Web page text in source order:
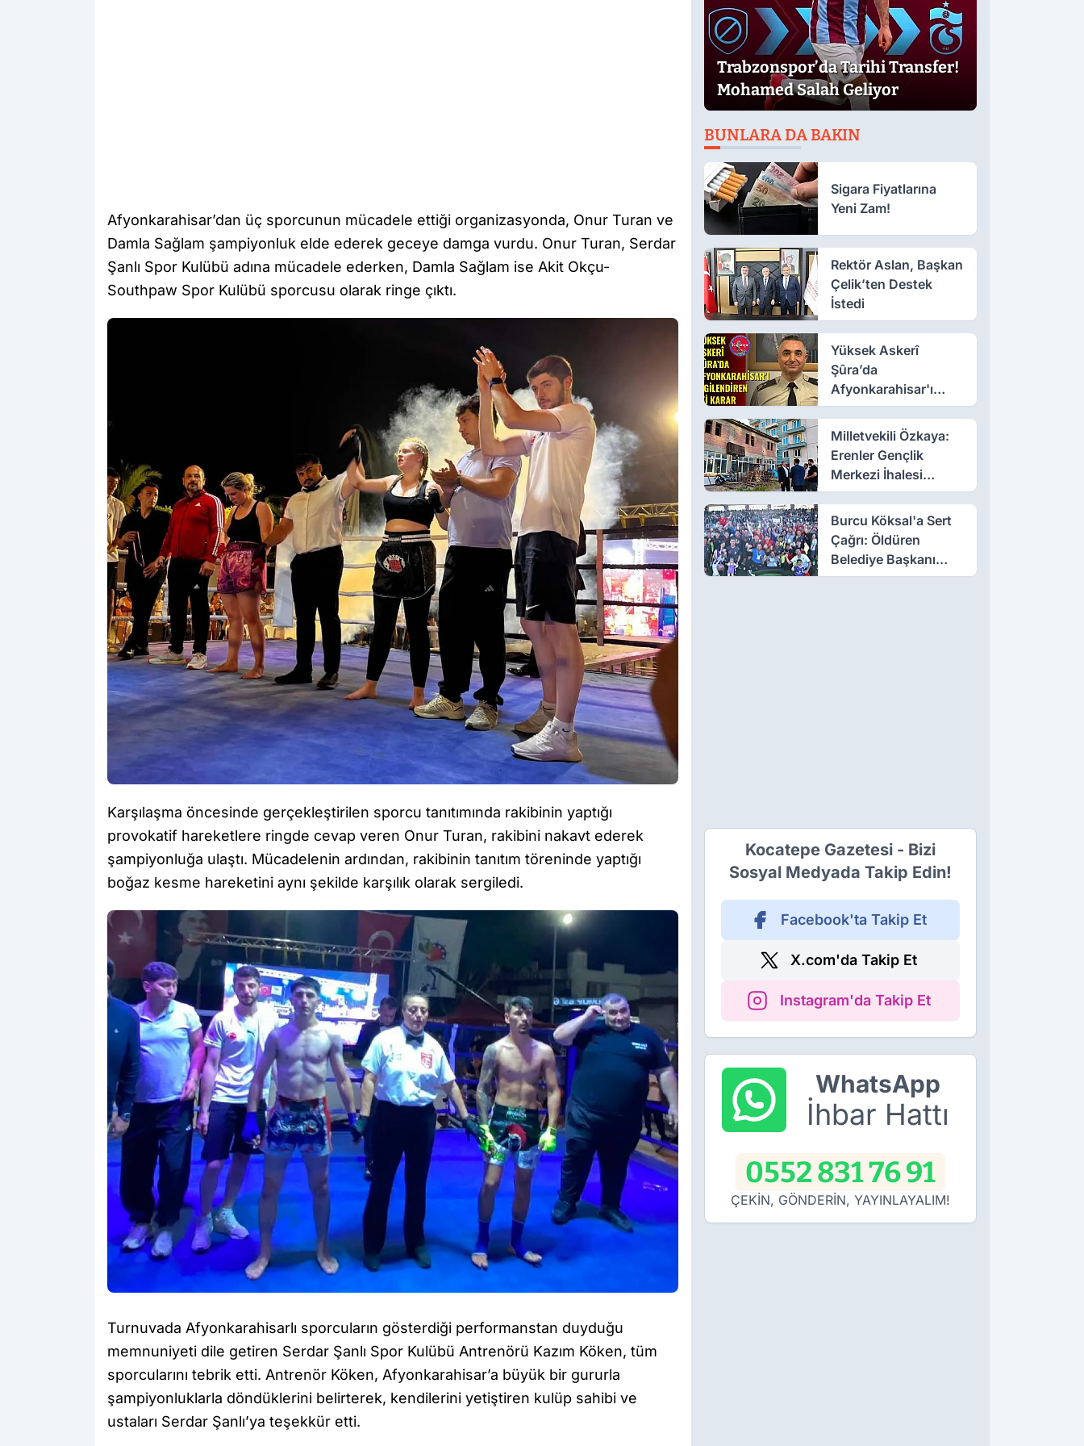
Afyonkarahisar’dan üç sporcunun mücadele ettiği organizasyonda, Onur Turan ve
Damla Sağlam şampiyonluk elde ederek geceye damga vurdu. Onur Turan, Serdar
Şanlı Spor Kulübü adına mücadele ederken, Damla Sağlam ise Akit Okçu-
Southpaw Spor Kulübü sporcusu olarak ringe çıktı.
Karşılaşma öncesinde gerçekleştirilen sporcu tanıtımında rakibinin yaptığı
provokatif hareketlere ringde cevap veren Onur Turan, rakibini nakavt ederek
şampiyonluğa ulaştı. Mücadelenin ardından, rakibinin tanıtım töreninde yaptığı
boğaz kesme hareketini aynı şekilde karşılık olarak sergiledi.
Turnuvada Afyonkarahisarlı sporcuların gösterdiği performanstan duyduğu
memnuniyeti dile getiren Serdar Şanlı Spor Kulübü Antrenörü Kazım Köken, tüm
sporcularını tebrik etti. Antrenör Köken, Afyonkarahisar’a büyük bir gururla
şampiyonluklarla döndüklerini belirterek, kendilerini yetiştiren kulüp sahibi ve
ustaları Serdar Şanlı’ya teşekkür etti.
Trabzonspor’da Tarihi Transfer!
Mohamed Salah Geliyor
BUNLARA DA BAKIN
Sigara Fiyatlarına
Yeni Zam!
Rektör Aslan, Başkan
Çelik’ten Destek
İstedi
Yüksek Askerî
Şûra’da
Afyonkarahisar'ı
İlgilendiren İki Karar
Milletvekili Özkaya:
Erenler Gençlik
Merkezi İhalesi
Yakında
Burcu Köksal'a Sert
Çağrı: Öldüren
Belediye Başkanı
Olmayın!
Kocatepe Gazetesi - Bizi
Sosyal Medyada Takip Edin!
Facebook'ta Takip Et
X.com'da Takip Et
Instagram'da Takip Et
WhatsApp
İhbar Hattı
0552 831 76 91
ÇEKİN, GÖNDERİN, YAYINLAYALIM!